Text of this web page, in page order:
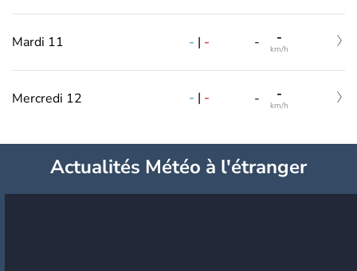
Mardi 11 - | - - -
km/h
Mercredi 12 - | - - -
km/h
Actualités Météo à l'étranger